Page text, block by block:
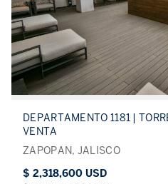
DEPARTAMENTO 1181 |
VENTA
ZAPOPAN, JALISCO
$ 2,318,600 USD